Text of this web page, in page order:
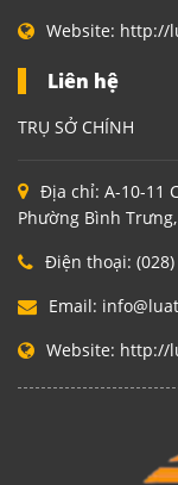
Website: http://
Liên hệ
TRỤ SỞ CHÍNH
Địa chỉ: A-10-11
Phường Bình
Điện thoại:
Email:
Website: http://